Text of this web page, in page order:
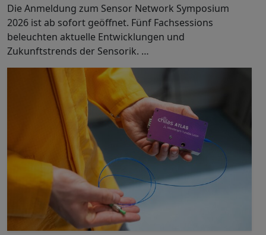
Die Anmeldung zum Sensor Network Symposium
2026 ist ab sofort geöffnet. Fünf Fachsessions
beleuchten aktuelle Entwicklungen und
Zukunftstrends der Sensorik. …